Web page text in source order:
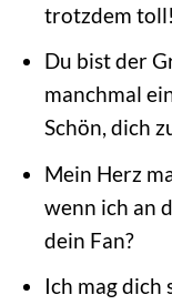
trotzdem toll!
Du bist der
manchmal
Schön, dich
Mein Herz
wenn ich an
dein Fan?
Ich mag dich